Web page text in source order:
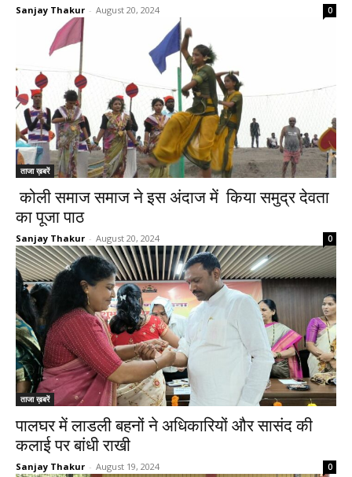
Sanjay Thakur - August 20, 2024 0
ताजा ख़बरें
कोली समाज समाज ने इस अंदाज में किया समुद्र देवता
का पूजा पाठ
Sanjay Thakur - August 20, 2024 0
ताजा ख़बरें
पालघर में लाडली बहनों ने अधिकारियों और सासंद की
कलाई पर बांधी राखी
Sanjay Thakur - August 19, 2024 0